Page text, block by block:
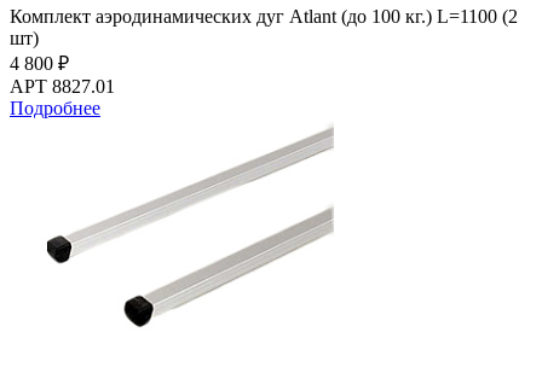
Комплект аэродинамических дуг Atlant (до 100 кг.) L=1100 (2
шт)
4 800 ₽
АРТ 8827.01
Подробнее